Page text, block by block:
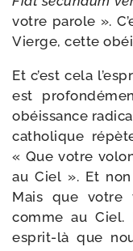
votre parole ».
Vierge, cette
Et c’est cela
est
obéis­sance
catho­lique
« Que votre
au Ciel ». Et
Mais que
comme au Ciel.
esprit-​là que